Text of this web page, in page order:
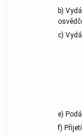
b)
c)
e)
f)